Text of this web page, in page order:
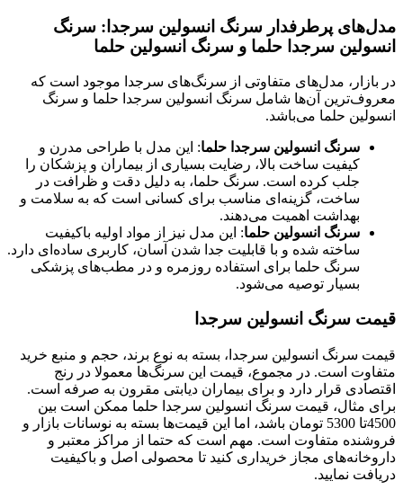
مدل‌های پرطرفدار سرنگ انسولین سرجدا: سرنگ
انسولین سرجدا حلما و سرنگ انسولین حلما
در بازار، مدل‌های متفاوتی از سرنگ‌های سرجدا موجود است که
معروف‌ترین آن‌ها شامل سرنگ انسولین سرجدا حلما و سرنگ
انسولین حلما می‌باشد.
سرنگ انسولین سرجدا حلما: این مدل با طراحی مدرن و
کیفیت ساخت بالا، رضایت بسیاری از بیماران و پزشکان را
جلب کرده است. سرنگ حلما، به دلیل دقت و ظرافت در
ساخت، گزینه‌ای مناسب برای کسانی است که به سلامت و
بهداشت اهمیت می‌دهند.
سرنگ انسولین حلما: این مدل نیز از مواد اولیه باکیفیت
ساخته شده و با قابلیت جدا شدن آسان، کاربری ساده‌ای دارد.
سرنگ حلما برای استفاده روزمره و در مطب‌های پزشکی
بسیار توصیه می‌شود.
قیمت سرنگ انسولین سرجدا
قیمت سرنگ انسولین سرجدا، بسته به نوع برند، حجم و منبع خرید
متفاوت است. در مجموع، قیمت این سرنگ‌ها معمولا در رنج
اقتصادی قرار دارد و برای بیماران دیابتی مقرون به صرفه است.
برای مثال، قیمت سرنگ انسولین سرجدا حلما ممکن است بین
4500تا 5300 تومان باشد، اما این قیمت‌ها بسته به نوسانات بازار و
فروشنده متفاوت است. مهم است که حتما از مراکز معتبر و
داروخانه‌های مجاز خریداری کنید تا محصولی اصل و باکیفیت
دریافت نمایید.